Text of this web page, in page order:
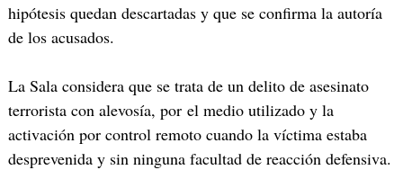
hipótesis quedan descartadas y que se confirma la autoría
de los acusados.
La Sala considera que se trata de un delito de asesinato
terrorista con alevosía, por el medio utilizado y la
activación por control remoto cuando la víctima estaba
desprevenida y sin ninguna facultad de reacción defensiva.